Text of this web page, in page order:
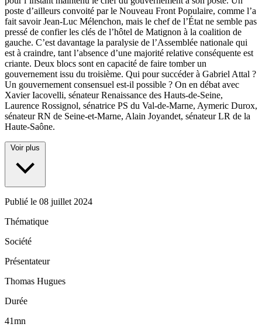
poste d’ailleurs convoité par le Nouveau Front Populaire, comme l’a
fait savoir Jean-Luc Mélenchon, mais le chef de l’État ne semble pas
pressé de confier les clés de l’hôtel de Matignon à la coalition de
gauche. C’est davantage la paralysie de l’Assemblée nationale qui
est à craindre, tant l’absence d’une majorité relative conséquente est
criante. Deux blocs sont en capacité de faire tomber un
gouvernement issu du troisième. Qui pour succéder à Gabriel Attal ?
Un gouvernement consensuel est-il possible ? On en débat avec
Xavier Iacovelli, sénateur Renaissance des Hauts-de-Seine,
Laurence Rossignol, sénatrice PS du Val-de-Marne, Aymeric Durox,
sénateur RN de Seine-et-Marne, Alain Joyandet, sénateur LR de la
Haute-Saône.
Voir plus
Publié le 08 juillet 2024
Thématique
Société
Présentateur
Thomas Hugues
Durée
41mn